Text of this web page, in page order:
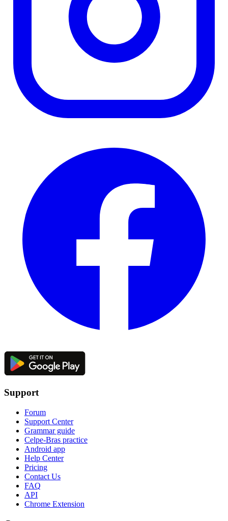
Support
Forum
Support Center
Grammar guide
Celpe-Bras practice
Android app
Help Center
Pricing
Contact Us
FAQ
API
Chrome Extension